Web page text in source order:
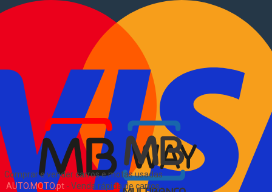
Comprar e vender carros e motas usadas
AUTO.MOTO.pt- Venda rápida de carros,
Comerciais usados
Vender comerciais
Informações
Como comprar e vender
Pacotes de anúncios
Verificar VIN e matrícula
Sitemap
EN
Sobre Nós